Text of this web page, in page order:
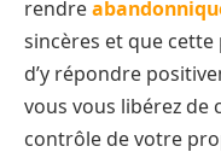
rendre
sincères et que cette
d’y répondre
vous vous libérez de
contrôle de votre